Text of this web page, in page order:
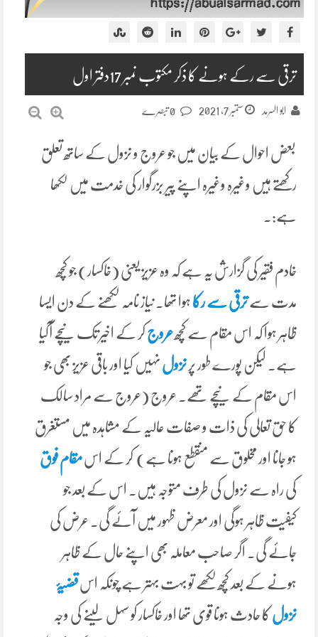
ترقی سے رکے ہونے کا ذکر مکتوب نمبر 17دفتر اول
ابو السرمد ستمبر 7, 2021
بعض احوال کے بیان میں جو عروج و نزول کے ساتھ تعلق
رکھتے ہیں وغیرہ وغیرہ اپنے پیر بزرگوار کی خدمت میں لکھا
ہے:۔
خادم فقیر کی گزارش یہ ہے کہ وہ عزیز یعنی (خاکسار) جو کچھ
مدت سےترقی سے رکا ہوا تھا۔ نیاز نامہ لکھنے کے دن ایسا
ظاہر ہوا کہ اس مقام سے کچھ عروج کر کے اخیر تک نیچے آگیا
ہے۔ لیکن پورے طور پر نزول نہیں کیا اور باقی عزیز بھی جو
اس مقام کے نیچے تھے۔ عروج (عروج سے مراد سالک
کا حق تعالی کی ذات و صفات عالیہ کے مشاہدہ میں مستغرق
ہو جانا اور مخلوق سے منقطع ہونا ہے) کر کے اس مقام فوق
کی راہ سے نزول کی طرف متوجہ ہیں۔ اس کے بعد جو
کیفیت ظاہر ہوگی اور معرض ظہور میں آئے گی۔ عرض کی
جائے گی۔ اگر صاحب معاملہ بھی اپنے حال کے ظاہر
ہونے کے بعد کچھ لکھے تو بہت بہتر ہے چونکہ اس قضیۂ
نزول کا حادث ہونا قوی تھا اور خاکسار کو سہل لینے کی وجہ